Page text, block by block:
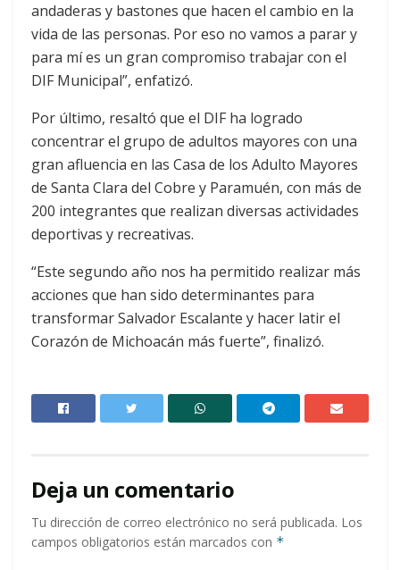
andaderas y bastones que hacen el cambio en la
vida de las personas. Por eso no vamos a parar y
para mí es un gran compromiso trabajar con el
DIF Municipal”, enfatizó.
Por último, resaltó que el DIF ha logrado
concentrar el grupo de adultos mayores con una
gran afluencia en las Casa de los Adulto Mayores
de Santa Clara del Cobre y Paramuén, con más de
200 integrantes que realizan diversas actividades
deportivas y recreativas.
“Este segundo año nos ha permitido realizar más
acciones que han sido determinantes para
transformar Salvador Escalante y hacer latir el
Corazón de Michoacán más fuerte”, finalizó.
Deja un comentario
Tu dirección de correo electrónico no será publicada. Los
campos obligatorios están marcados con *